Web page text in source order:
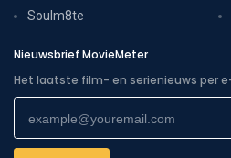
Soulm8te
Nieuwsbrief MovieMeter
Het laatste film- en serienieuws per